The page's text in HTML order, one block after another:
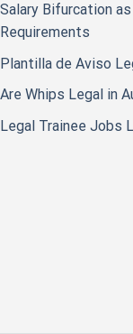
Salary Bifurcation
Requirements
Plantilla de Aviso
Are Whips Legal in
Legal Trainee Jobs